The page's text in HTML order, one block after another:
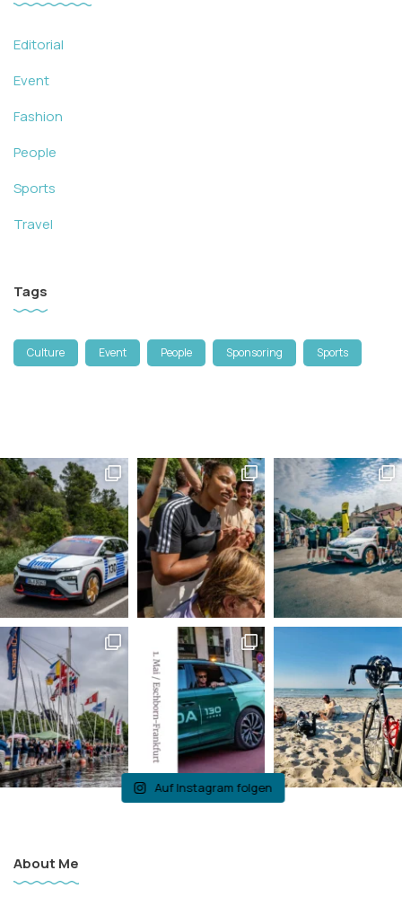
Editorial
Event
Fashion
People
Sports
Travel
Tags
Culture Event People Sponsoring Sports
Auf Instagram folgen
About Me